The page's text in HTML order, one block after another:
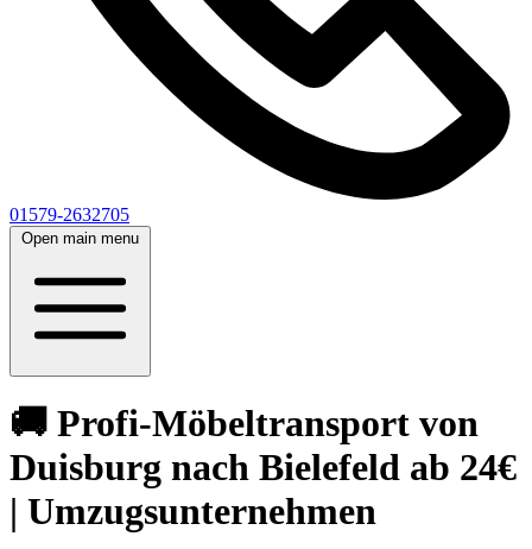
01579-2632705
Open main menu
🚚 Profi-Möbeltransport von
Duisburg nach Bielefeld ab 24€
| Umzugsunternehmen